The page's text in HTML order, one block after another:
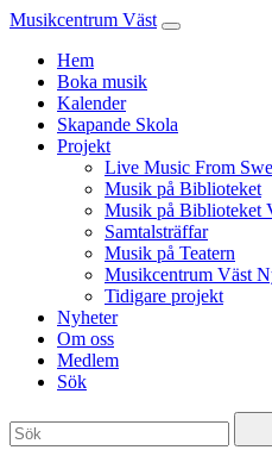
Musikcentrum Väst
Hem
Boka musik
Kalender
Skapande Skola
Projekt
Live Music From
Musik på Biblioteket
Musik på Biblioteket
Samtalsträffar
Musik på Teatern
Musikcentrum Väst
Tidigare projekt
Nyheter
Om oss
Medlem
Sök